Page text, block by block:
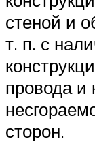
стеной и
т. п. с
провода
сторон.